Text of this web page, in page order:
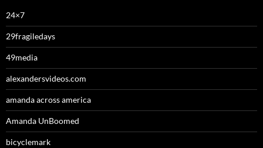
24×7
29fragiledays
49media
alexandersvideos.com
amanda across america
Amanda UnBoomed
bicyclemark